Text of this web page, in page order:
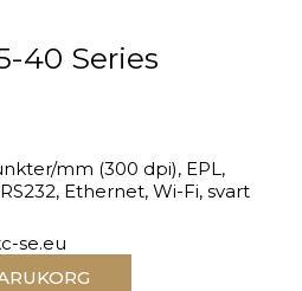
40 Series
mm (300 dpi), EPL,
Ethernet, Wi-Fi, svart
se.eu